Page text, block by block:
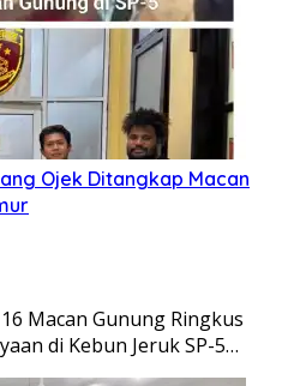
Ojek Ditangkap Macan
Macan Gunung Ringkus
di Kebun Jeruk SP-5…